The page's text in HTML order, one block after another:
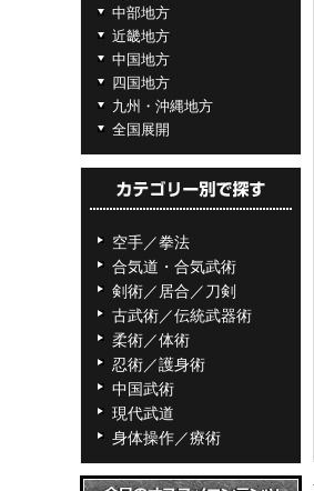
中部地方
近畿地方
中国地方
四国地方
九州・沖縄地方
全国展開
空手／拳法
合気道・合気武術
剣術／居合／刀剣
古武術／伝統武器術
柔術／体術
忍術／護身術
中国武術
現代武道
身体操作／療術